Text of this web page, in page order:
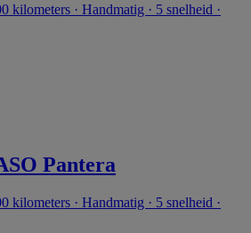
kilometers · Handmatig · 5 snelheid ·
Pantera
kilometers · Handmatig · 5 snelheid ·